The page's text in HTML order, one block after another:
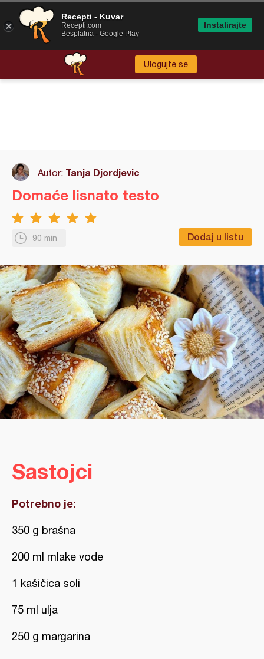
Ulogujte se
Autor: Tanja Djordjevic
90 min Dodaj u listu
Domaće lisnato testo
Sastojci
Potrebno je:
350 g brašna
200 ml mlake vode
1 kašičica soli
75 ml ulja
250 g margarina
Recepti - Kuvar
Recepti.com
Besplatna - Google Play
Instalirajte